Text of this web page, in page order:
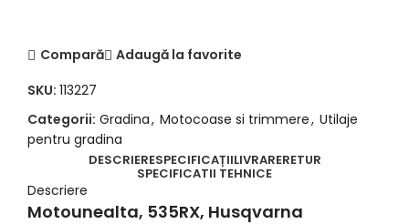
Compară
Adaugă la favorite
SKU: 113227
Categorii: Gradina, Motocoase si trimmere, Utilaje
pentru gradina
DESCRIERESPECIFICAȚIILIVRARERETUR
SPECIFICATII TEHNICE
Descriere
Motounealta, 535RX, Husqvarna